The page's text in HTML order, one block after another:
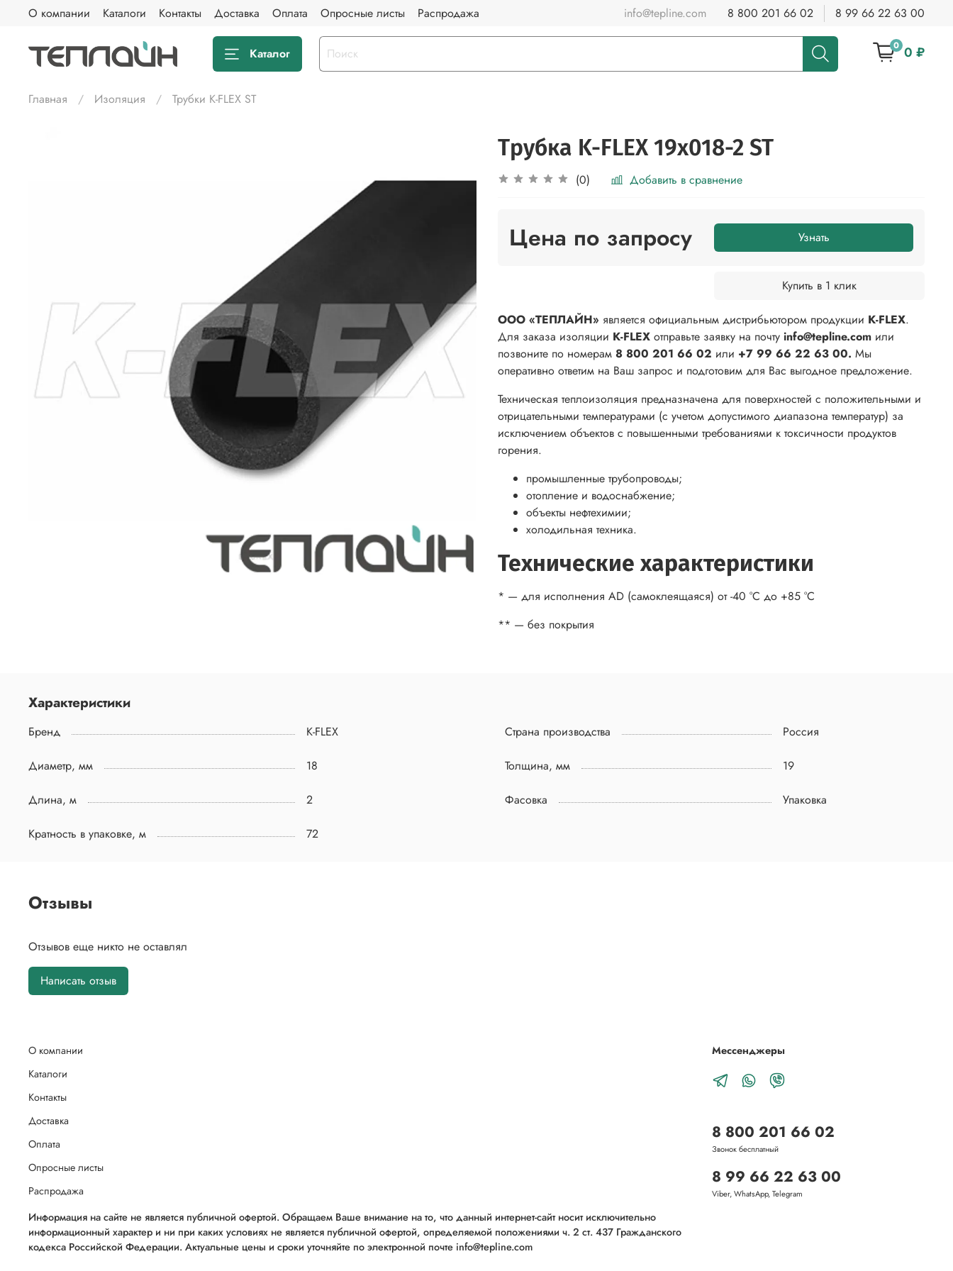
О компании Каталоги Контакты Доставка Оплата Опросные листы Распродажа info@tepline.com 8 800 201 66 02 8 99 66 22 63 00
Каталог 0 0 ₽
Главная Изоляция Трубки K-FLEX ST
Трубка K-FLEX 19x018-2 ST
(0) Добавить в сравнение
Цена по запросу Узнать
Купить в 1 клик
ООО «ТЕПЛАЙН» является официальным дистрибьютором продукции K-FLEX.
Для заказа изоляции K-FLEX отправьте заявку на почту info@tepline.com или
позвоните по номерам 8 800 201 66 02 или +7 99 66 22 63 00. Мы
оперативно ответим на Ваш запрос и подготовим для Вас выгодное предложение.
Техническая теплоизоляция предназначена для поверхностей с положительными и
отрицательными температурами (с учетом допустимого диапазона температур) за
исключением объектов с повышенными требованиями к токсичности продуктов
горения.
промышленные трубопроводы;
отопление и водоснабжение;
объекты нефтехимии;
холодильная техника.
Технические характеристики
* — для исполнения AD (самоклеящаяся) от -40 °С до +85 °С
** — без покрытия
Характеристики
Бренд K-FLEX Страна производства Россия
Диаметр, мм 18 Толщина, мм 19
Длина, м 2 Фасовка Упаковка
Кратность в упаковке, м 72
Отзывы
Отзывов еще никто не оставлял
Написать отзыв
О компании
Каталоги
Контакты
Доставка
Оплата
Опросные листы
Распродажа
Информация на сайте не является публичной офертой. Обращаем Ваше внимание на то, что данный интернет-сайт носит исключительно
информационный характер и ни при каких условиях не является публичной офертой, определяемой положениями ч. 2 ст. 437 Гражданского
кодекса Российской Федерации. Актуальные цены и сроки уточняйте по электронной почте info@tepline.com
Мессенджеры
8 800 201 66 02
Звонок бесплатный
8 99 66 22 63 00
Viber, WhatsApp, Telegram